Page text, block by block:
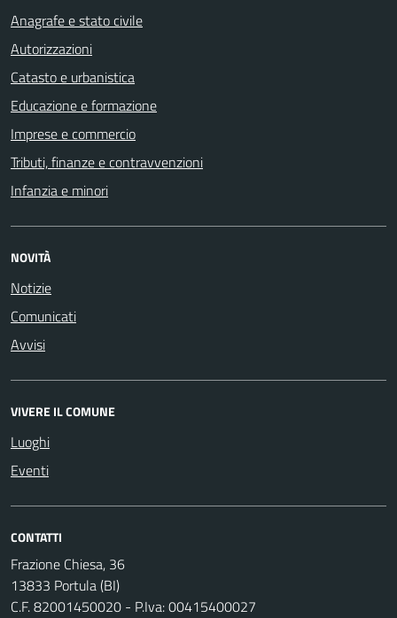
Anagrafe e stato civile
Autorizzazioni
Catasto e urbanistica
Educazione e formazione
Imprese e commercio
Tributi, finanze e contravvenzioni
Infanzia e minori
NOVITÀ
Notizie
Comunicati
Avvisi
VIVERE IL COMUNE
Luoghi
Eventi
CONTATTI
Frazione Chiesa, 36
13833 Portula (BI)
C.F. 82001450020 - P.Iva: 00415400027